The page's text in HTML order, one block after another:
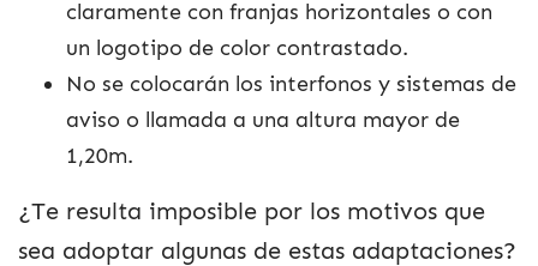
claramente con franjas horizontales o con
un logotipo de color contrastado.
No se colocarán los interfonos y sistemas de
aviso o llamada a una altura mayor de
1,20m.
¿Te resulta imposible por los motivos que
sea adoptar algunas de estas adaptaciones?